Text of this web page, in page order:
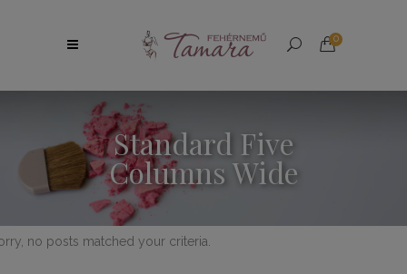
0
Standard Five
Columns Wide
no posts matched your criteria.